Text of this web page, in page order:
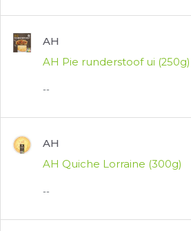
AH
AH Pie runderstoof ui (250g)
--
AH
AH Quiche Lorraine (300g)
--